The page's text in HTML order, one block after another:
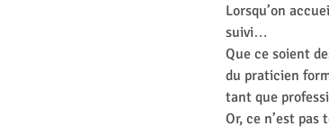
Lorsqu’on
suivi…
Que ce soient
du praticien
tant que
Or, ce n’est